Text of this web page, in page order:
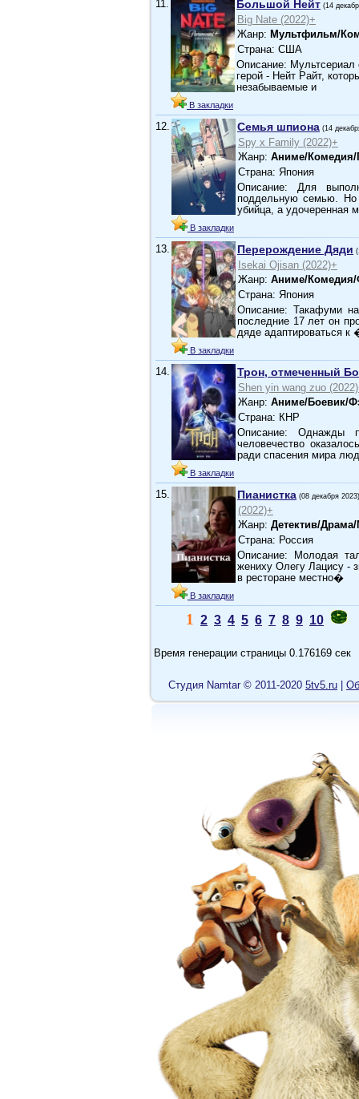
11.
В закладки
Большой Нейт (14
Big Nate (2022)+
Жанр: Мультфильм/
Страна: США
Описание: Мультсериал
герой - Нейт Райт,
незабываемые и
12.
В закладки
Семья шпиона (14
Spy x Family (2022)+
Жанр: Аниме/
Страна: Япония
Описание: Для
поддельную семью. Но
убийца, а удочеренная
13.
В закладки
Перерождение Дяди
Isekai Ojisan (2022)+
Жанр: Аниме/Комедия/
Страна: Япония
Описание: Такафуми
последние 17 лет он
дяде адаптироваться к
14.
В закладки
Трон, отмеченный
Shen yin wang zuo
Жанр: Аниме/Боевик/
Страна: КНР
Описание: Однажды
человечество
ради спасения мира
15.
В закладки
Пианистка (08 декабря 2023)
(2022)+
Жанр: Детектив/
Страна: Россия
Описание: Молодая
жениху Олегу Лацису -
в ресторане местно�
1 2 3 4 5 6 7 8 9 10
Время генерации страницы 0.176169 сек
Cтудия Namtar © 2011-2020 5tv5.ru